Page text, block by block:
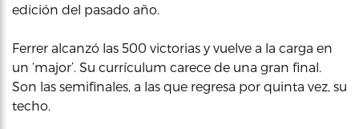
edición del pasado año.
Ferrer alcanzó las 500 victorias y vuelve a la carga en
un ‘major’. Su currículum carece de una gran final.
Son las semifinales, a las que regresa por quinta vez, su
techo.